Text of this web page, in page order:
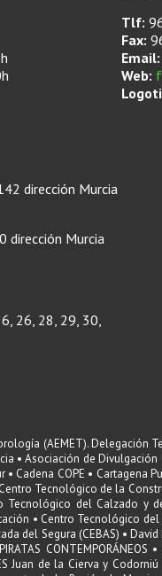
dirección Murcia
dirección Murcia
26, 28, 29, 30,
Tlf:
Fax:
Email:
Web:
(AEMET). Delegación
• Asociación de
Cadena COPE •
Tecnológico de la
del Calzado y
• Centro Tecnológico
del Segura (CEBAS) •
CONTEMPORÁNEOS •
de la Cierva y